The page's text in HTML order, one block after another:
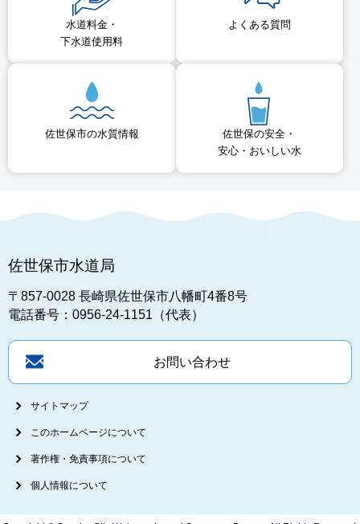
水道料金・
下水道使用料
よくある質問
佐世保市の水質情報
佐世保の安全・
安心・おいしい水
佐世保市水道局
〒857-0028 長崎県佐世保市八幡町4番8号
電話番号：0956-24-1151（代表）
お問い合わせ
サイトマップ
このホームページについて
著作権・免責事項について
個人情報について